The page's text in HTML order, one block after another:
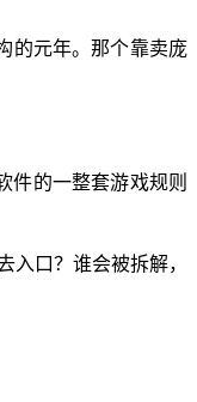
的元年。那个靠卖庞
件的一整套游戏规则
入口？谁会被拆解，